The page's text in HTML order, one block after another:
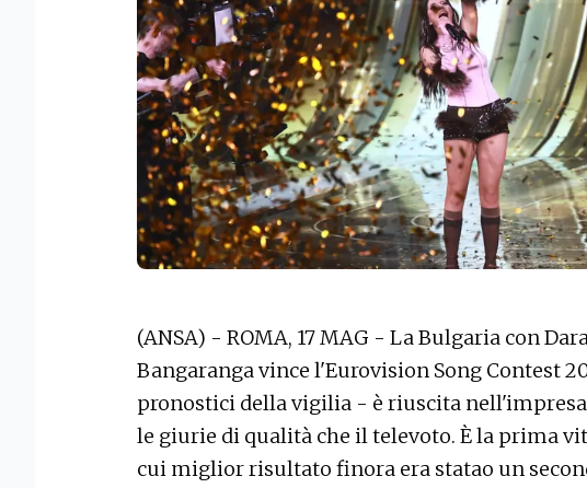
(ANSA) - ROMA, 17 MAG - La Bulgaria con
Bangaranga vince l'Eurovision Song Contest
pronostici della vigilia - è riuscita
le giurie di qualità che il televoto. È la prima
cui miglior risultato finora era statao un